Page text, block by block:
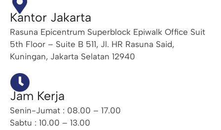
Kantor Jakarta
Rasuna Epicentrum Superblock Epiwalk Office Suit
5th Floor – Suite B 511, Jl. HR Rasuna Said,
Kuningan, Jakarta Selatan 12940
Jam Kerja
Senin-Jumat : 08.00 – 17.00
Sabtu : 10.00 – 13.00